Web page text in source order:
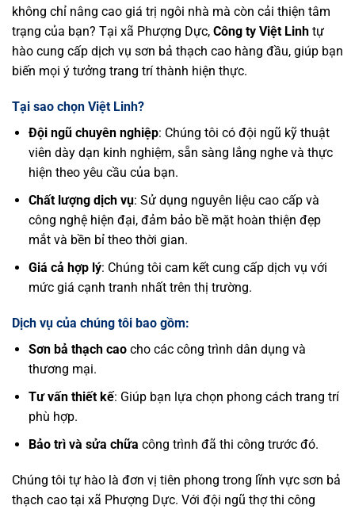
không chỉ nâng cao giá trị ngôi nhà mà còn cải thiện tâm
trạng của bạn? Tại xã Phượng Dực, Công ty Việt Linh tự
hào cung cấp dịch vụ sơn bả thạch cao hàng đầu, giúp bạn
biến mọi ý tưởng trang trí thành hiện thực.
Tại sao chọn Việt Linh?
Đội ngũ chuyên nghiệp: Chúng tôi có đội ngũ kỹ thuật
viên dày dạn kinh nghiệm, sẵn sàng lắng nghe và thực
hiện theo yêu cầu của bạn.
Chất lượng dịch vụ: Sử dụng nguyên liệu cao cấp và
công nghệ hiện đại, đảm bảo bề mặt hoàn thiện đẹp
mắt và bền bỉ theo thời gian.
Giá cả hợp lý: Chúng tôi cam kết cung cấp dịch vụ với
mức giá cạnh tranh nhất trên thị trường.
Dịch vụ của chúng tôi bao gồm:
Sơn bả thạch caocho các công trình dân dụng và
thương mại.
Tư vấn thiết kế: Giúp bạn lựa chọn phong cách trang trí
phù hợp.
Bảo trì và sửa chữa công trình đã thi công trước đó.
Chúng tôi tự hào là đơn vị tiên phong trong lĩnh vực sơn bả
thạch cao tại xã Phượng Dực. Với đội ngũ thợ thi công